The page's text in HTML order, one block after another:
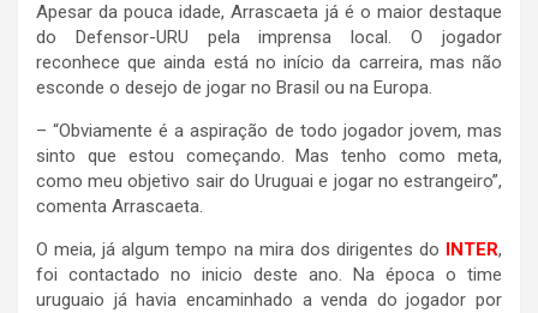
Apesar da pouca idade, Arrascaeta já é o maior destaque
do Defensor-URU pela imprensa local. O jogador
reconhece que ainda está no início da carreira, mas não
esconde o desejo de jogar no Brasil ou na Europa.
– “Obviamente é a aspiração de todo jogador jovem, mas
sinto que estou começando. Mas tenho como meta,
como meu objetivo sair do Uruguai e jogar no estrangeiro”,
comenta Arrascaeta.
O meia, já algum tempo na mira dos dirigentes do INTER,
foi contactado no inicio deste ano. Na época o time
uruguaio já havia encaminhado a venda do jogador por